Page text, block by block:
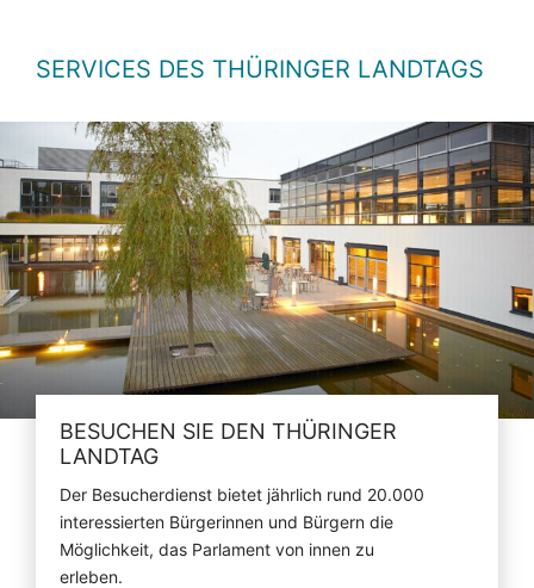
SERVICES DES THÜRINGER LANDTAGS
BESUCHEN SIE DEN THÜRINGER
LANDTAG
Der Besucherdienst bietet jährlich rund 20.000
interessierten Bürgerinnen und Bürgern die
Möglichkeit, das Parlament von innen zu
erleben.